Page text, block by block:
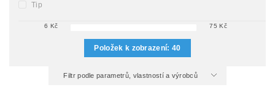
Tip
6 Kč 75 Kč
Položek k zobrazení:40
Filtr podle parametrů, vlastností a výrobců